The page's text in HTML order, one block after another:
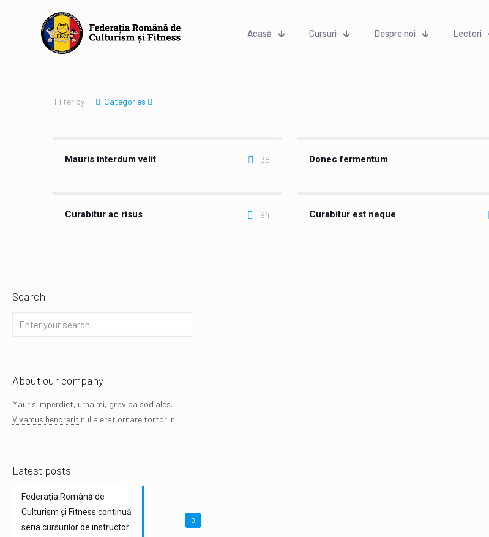
Acasă Cursuri Despre noi Lectori
Filter by Categories
Mauris interdum velit 38 Donec fermentum
Curabitur ac risus 94 Curabitur est neque
Search
About our company
Mauris imperdiet, urna mi, gravida sod ales.
Vivamus hendrerit nulla erat ornare tortor in.
Latest posts
0
Federația Română de
Culturism și Fitness continuă
seria cursurilor de instructor